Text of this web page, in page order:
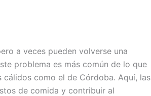
a veces pueden volverse una
problema es más común de lo que
cálidos como el de Córdoba. Aquí, las
de comida y contribuir al